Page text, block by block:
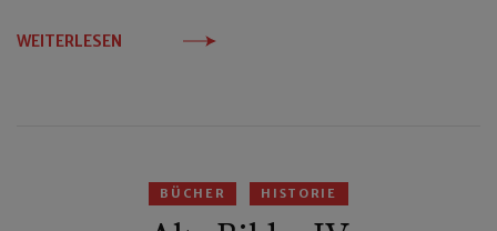
WEITERLESEN
BÜCHER HISTORIE